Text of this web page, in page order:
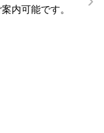
内可能です。